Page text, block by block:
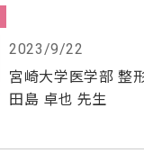
2023/9/22
宮崎大学医学部 整
田島 卓也 先生